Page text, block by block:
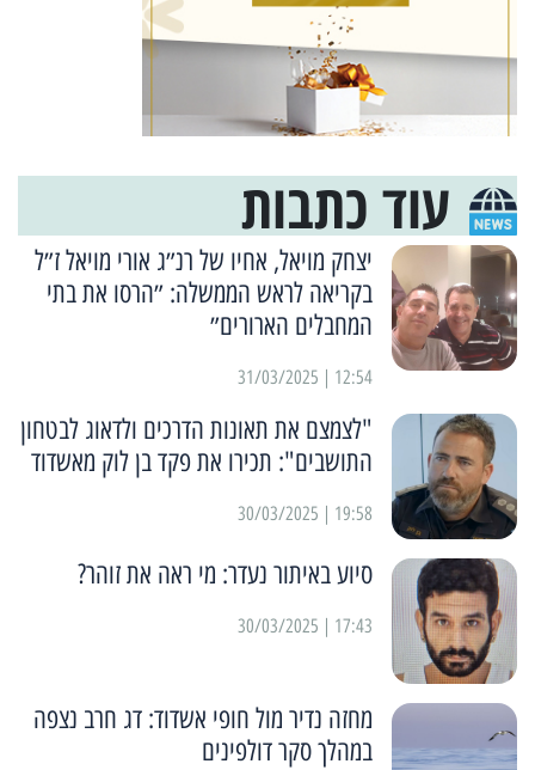
עוד כתבות
יצחק מויאל, אחיו של רנ״ג אורי מויאל ז״ל
בקריאה לראש הממשלה: ״הרסו את בתי
המחבלים הארורים״
12:54 | 31/03/2025
"לצמצם את תאונות הדרכים ולדאוג לבטחון
התושבים": תכירו את פקד בן לוק מאשדוד
19:58 | 30/03/2025
סיוע באיתור נעדר: מי ראה את זוהר?
17:43 | 30/03/2025
מחזה נדיר מול חופי אשדוד: דג חרב נצפה
במהלך סקר דולפינים